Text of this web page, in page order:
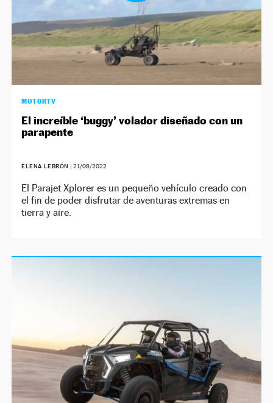
MOTORTV
El increíble ‘buggy’ volador diseñado con un
parapente
ELENA LEBRÓN |21/08/2022
El Parajet Xplorer es un pequeño vehículo creado con
el fin de poder disfrutar de aventuras extremas en
tierra y aire.